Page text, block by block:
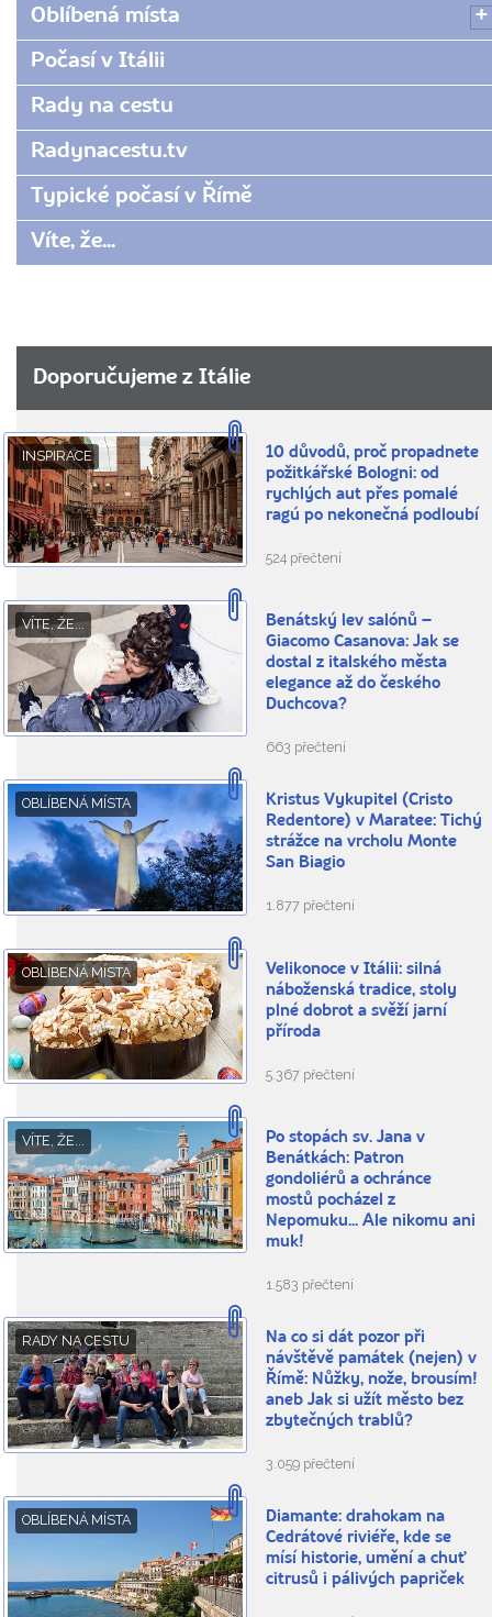
Oblíbená místa
Počasí v Itálii
Rady na cestu
Radynacestu.tv
Typické počasí v Římě
Víte, že...
Doporučujeme z Itálie
INSPIRACE
10 důvodů, proč propadnete
požitkářské Bologni: od
rychlých aut přes pomalé
ragú po nekonečná podloubí
524 přečtení
VÍTE, ŽE...
Benátský lev salónů –
Giacomo Casanova: Jak se
dostal z italského města
elegance až do českého
Duchcova?
663 přečtení
OBLÍBENÁ MÍSTA
Kristus Vykupitel (Cristo
Redentore) v Maratee: Tichý
strážce na vrcholu Monte
San Biagio
1.877 přečtení
OBLÍBENÁ MÍSTA
Velikonoce v Itálii: silná
náboženská tradice, stoly
plné dobrot a svěží jarní
příroda
5.367 přečtení
VÍTE, ŽE...
Po stopách sv. Jana v
Benátkách: Patron
gondoliérů a ochránce
mostů pocházel z
Nepomuku... Ale nikomu ani
muk!
1.583 přečtení
RADY NA CESTU
Na co si dát pozor při
návštěvě památek (nejen) v
Římě: Nůžky, nože, brousím!
aneb Jak si užít město bez
zbytečných trablů?
3.059 přečtení
OBLÍBENÁ MÍSTA
Diamante: drahokam na
Cedrátové riviéře, kde se
mísí historie, umění a chuť
citrusů i pálivých papriček